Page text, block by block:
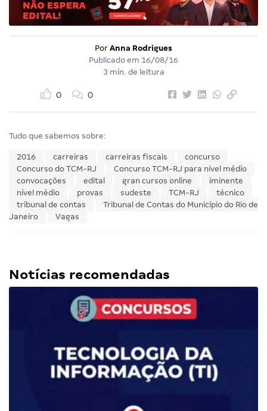
Por Anna Rodrigues
Publicado em 16/08/16
3 min. de leitura
0 0
Tudo que sabemos sobre:
2016 carreiras carreiras fiscais
concurso
Concurso do TCM-RJ
Concurso TCM-RJ para nível médio
convocações
edital gran cursos online
iminente
nível médio
provas sudeste TCM-RJ
técnico
tribunal de contas
Tribunal de Contas do Município do Rio de
Janeiro
Vagas
Notícias recomendadas